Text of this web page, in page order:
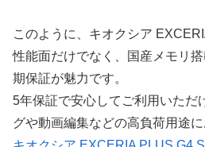
このように、キオクシア
性能面だけでなく、国産メモリ
期保証が魅力です。
5年保証で安心してご利用いただ
グや動画編集などの高負荷用途に